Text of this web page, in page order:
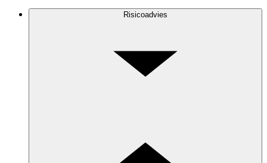
Risicoadvies